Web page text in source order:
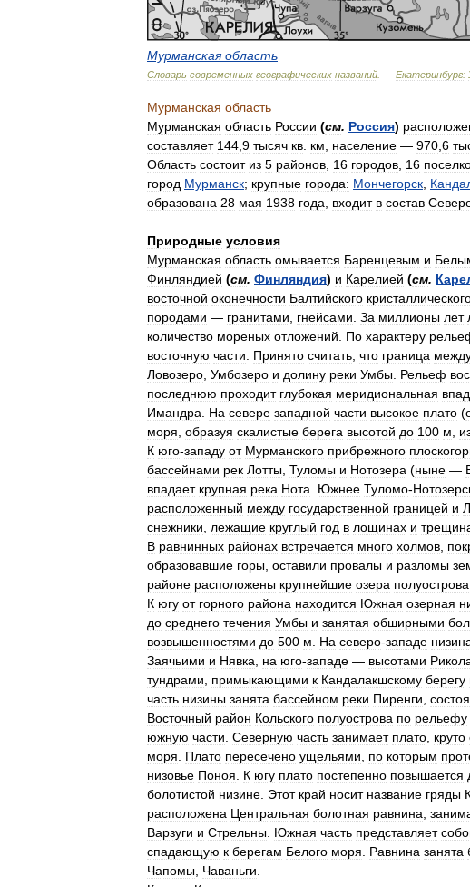
Мурманская область
Словарь современных географических названий . — Екатеринбург:
Мурманская область
Мурманская область России (см. Россия)
составляет 144 9 тысяч кв км население — 970 6
Область состоит из 5 районов 16 городов 16
город Мурманск; крупные города: Мончегорск
образована 28 мая 1938 года входит в состав
Природные условия
Мурманская область омывается Баренцевым и
Финляндией (см. Финляндия) и Карелией (см.
восточной оконечности Балтийского
породами — гранитами гнейсами За миллионы лет
количество мореных отложений По характеру
восточную части Принято считать что граница
Ловозеро Умбозеро и долину реки Умбы Рельеф
последнюю проходит глубокая меридиональная
Имандра
На севере западной части высокое плато (
моря образуя скалистые берега высотой до 100 м
К юго-западу от Мурманского прибрежного
бассейнами рек Лотты Туломы и Нотозера (ныне —
впадает крупная река Нота Южнее Туломо-
расположенный между государственной границей и
снежники
лежащие круглый год в лощинах и
В равнинных районах встречается много холмов
образовавшие горы оставили провалы и разломы
районе расположены крупнейшие озера полуострова
К югу от горного района находится Южная озерная
до среднего течения Умбы и занятая обширными
возвышенностями до 500 м На северо-западе
Заячьими и Нявка на юго-западе — высотами
тундрами
примыкающими к Кандалакшскому берегу
часть низины занята бассейном реки Пиренги
Восточный район Кольского полуострова по рельефу
южную части Северную часть занимает плато круто
моря
Плато пересечено ущельями по которым
низовье Поноя К югу плато постепенно повышается
болотистой низине Этот край носит название гряды
расположена Центральная болотная равнина
Варзуги и Стрельны Южная часть представляет
спадающую к берегам Белого моря Равнина занята
Чапомы Чаваньги